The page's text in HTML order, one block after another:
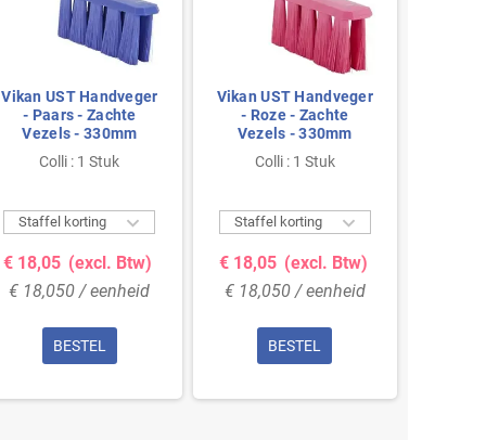
Vikan UST Handveger
- Paars - Zachte
Vezels - 330mm
Colli : 1 Stuk
Staffel korting 
€ 18,05 (excl. Btw)
€ 18,050 / eenheid
BESTEL
Vikan UST Handveger
- Roze - Zachte
Vezels - 330mm
Colli : 1 Stuk
Staffel korting 
€ 18,05 (excl. Btw)
€ 18,050 / eenheid
BESTEL